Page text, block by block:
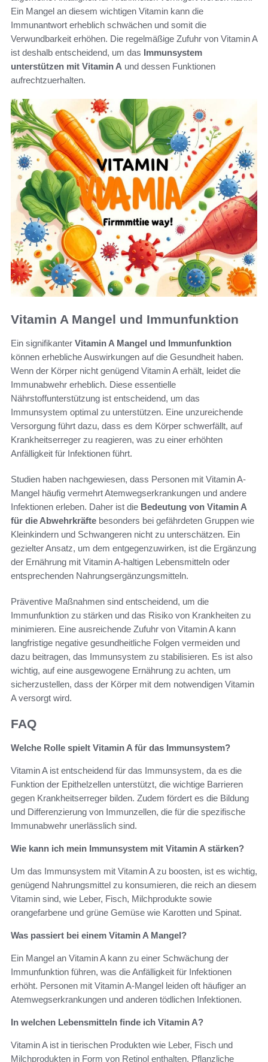
Ein Mangel an diesem wichtigen Vitamin kann die
Immunantwort erheblich schwächen und somit die
Verwundbarkeit erhöhen. Die regelmäßige Zufuhr von Vitamin A
ist deshalb entscheidend, um das Immunsystem
unterstützen mit Vitamin A und dessen Funktionen
aufrechtzuerhalten.
Vitamin A Mangel und Immunfunktion
Ein signifikanter Vitamin A Mangel und Immunfunktion
können erhebliche Auswirkungen auf die Gesundheit haben.
Wenn der Körper nicht genügend Vitamin A erhält, leidet die
Immunabwehr erheblich. Diese essentielle
Nährstoffunterstützung ist entscheidend, um das
Immunsystem optimal zu unterstützen. Eine unzureichende
Versorgung führt dazu, dass es dem Körper schwerfällt, auf
Krankheitserreger zu reagieren, was zu einer erhöhten
Anfälligkeit für Infektionen führt.
Studien haben nachgewiesen, dass Personen mit Vitamin A-
Mangel häufig vermehrt Atemwegserkrankungen und andere
Infektionen erleben. Daher ist die Bedeutung von Vitamin A
für die Abwehrkräfte besonders bei gefährdeten Gruppen wie
Kleinkindern und Schwangeren nicht zu unterschätzen. Ein
gezielter Ansatz, um dem entgegenzuwirken, ist die Ergänzung
der Ernährung mit Vitamin A-haltigen Lebensmitteln oder
entsprechenden Nahrungsergänzungsmitteln.
Präventive Maßnahmen sind entscheidend, um die
Immunfunktion zu stärken und das Risiko von Krankheiten zu
minimieren. Eine ausreichende Zufuhr von Vitamin A kann
langfristige negative gesundheitliche Folgen vermeiden und
dazu beitragen, das Immunsystem zu stabilisieren. Es ist also
wichtig, auf eine ausgewogene Ernährung zu achten, um
sicherzustellen, dass der Körper mit dem notwendigen Vitamin
A versorgt wird.
FAQ
Welche Rolle spielt Vitamin A für das Immunsystem?
Vitamin A ist entscheidend für das Immunsystem, da es die
Funktion der Epithelzellen unterstützt, die wichtige Barrieren
gegen Krankheitserreger bilden. Zudem fördert es die Bildung
und Differenzierung von Immunzellen, die für die spezifische
Immunabwehr unerlässlich sind.
Wie kann ich mein Immunsystem mit Vitamin A stärken?
Um das Immunsystem mit Vitamin A zu boosten, ist es wichtig,
genügend Nahrungsmittel zu konsumieren, die reich an diesem
Vitamin sind, wie Leber, Fisch, Milchprodukte sowie
orangefarbene und grüne Gemüse wie Karotten und Spinat.
Was passiert bei einem Vitamin A Mangel?
Ein Mangel an Vitamin A kann zu einer Schwächung der
Immunfunktion führen, was die Anfälligkeit für Infektionen
erhöht. Personen mit Vitamin A-Mangel leiden oft häufiger an
Atemwegserkrankungen und anderen tödlichen Infektionen.
In welchen Lebensmitteln finde ich Vitamin A?
Vitamin A ist in tierischen Produkten wie Leber, Fisch und
Milchprodukten in Form von Retinol enthalten. Pflanzliche